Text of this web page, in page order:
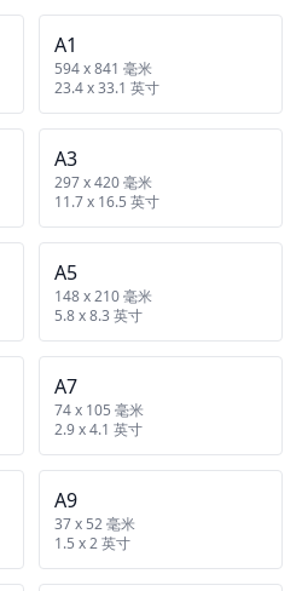
A1
594 x 841 毫米
23.4 x 33.1 英寸
A3
297 x 420 毫米
11.7 x 16.5 英寸
A5
148 x 210 毫米
5.8 x 8.3 英寸
A7
74 x 105 毫米
2.9 x 4.1 英寸
A9
37 x 52 毫米
1.5 x 2 英寸